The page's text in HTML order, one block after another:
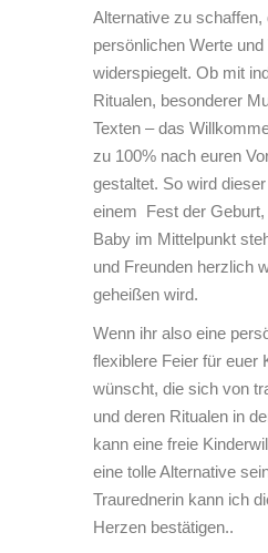
Alternative zu schaffen,
persönlichen Werte
widerspiegelt. Ob mit
Ritualen, besonderer
Texten – das
zu 100% nach euren
gestaltet. So wird
einem Fest der Geburt,
Baby im Mittelpunkt
und Freunden herzlich
geheißen wird.
Wenn ihr also eine
flexiblere Feier für euer
wünscht, die sich von
und deren Ritualen in
kann eine freie
eine tolle Alternative
Traurednerin kann ich
Herzen bestätigen..